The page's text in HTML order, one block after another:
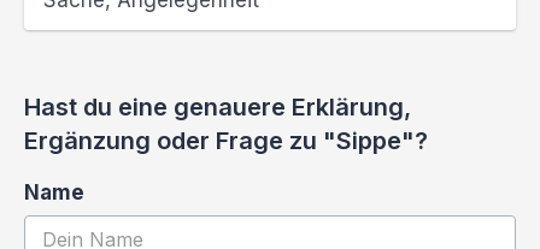
Hast du eine genauere Erklärung,
Ergänzung oder Frage zu "Sippe"?
Name